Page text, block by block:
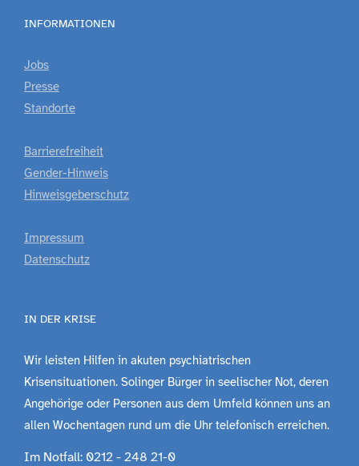
INFORMATIONEN
Jobs
Presse
Standorte
Barrierefreiheit
Gender-Hinweis
Hinweisgeberschutz
Impressum
Datenschutz
IN DER KRISE
Wir leisten Hilfen in akuten psychiatrischen
Krisensituationen. Solinger Bürger in seelischer Not, deren
Angehörige oder Personen aus dem Umfeld können uns an
allen Wochentagen rund um die Uhr telefonisch erreichen.
Im Notfall: 0212 - 248 21-0